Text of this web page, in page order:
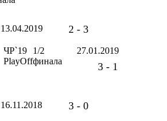
13.04.2019 2 - 3
ЧР`19
PlayOff
1/2
финала
27.01.2019
3 - 1
16.11.2018 3 - 0